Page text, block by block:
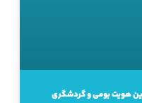
هویت بومی و گردشگری